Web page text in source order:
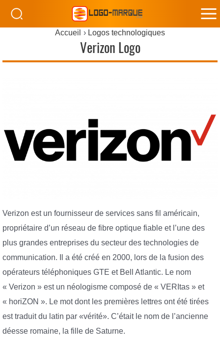
Accueil Logos technologiques
Verizon Logo
Verizon est un fournisseur de services sans fil américain,
propriétaire d’un réseau de fibre optique fiable et l’une des
plus grandes entreprises du secteur des technologies de
communication. Il a été créé en 2000, lors de la fusion des
opérateurs téléphoniques GTE et Bell Atlantic. Le nom
« Verizon » est un néologisme composé de « VERItas » et
« horiZON ». Le mot dont les premières lettres ont été tirées
est traduit du latin par «vérité». C’était le nom de l’ancienne
déesse romaine, la fille de Saturne.